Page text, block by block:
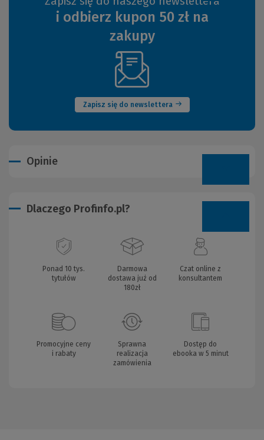
i odbierz kupon 50 zł na
zakupy
Zapisz się do newslettera
(Nowe
okno)
Opinie
Dlaczego Profinfo.pl?
Ponad 10 tys.
tytułów
Darmowa
dostawa już od
180zł
Czat online z
konsultantem
Promocyjne ceny
i rabaty
Sprawna
realizacja
zamówienia
Dostęp do
ebooka w 5 minut